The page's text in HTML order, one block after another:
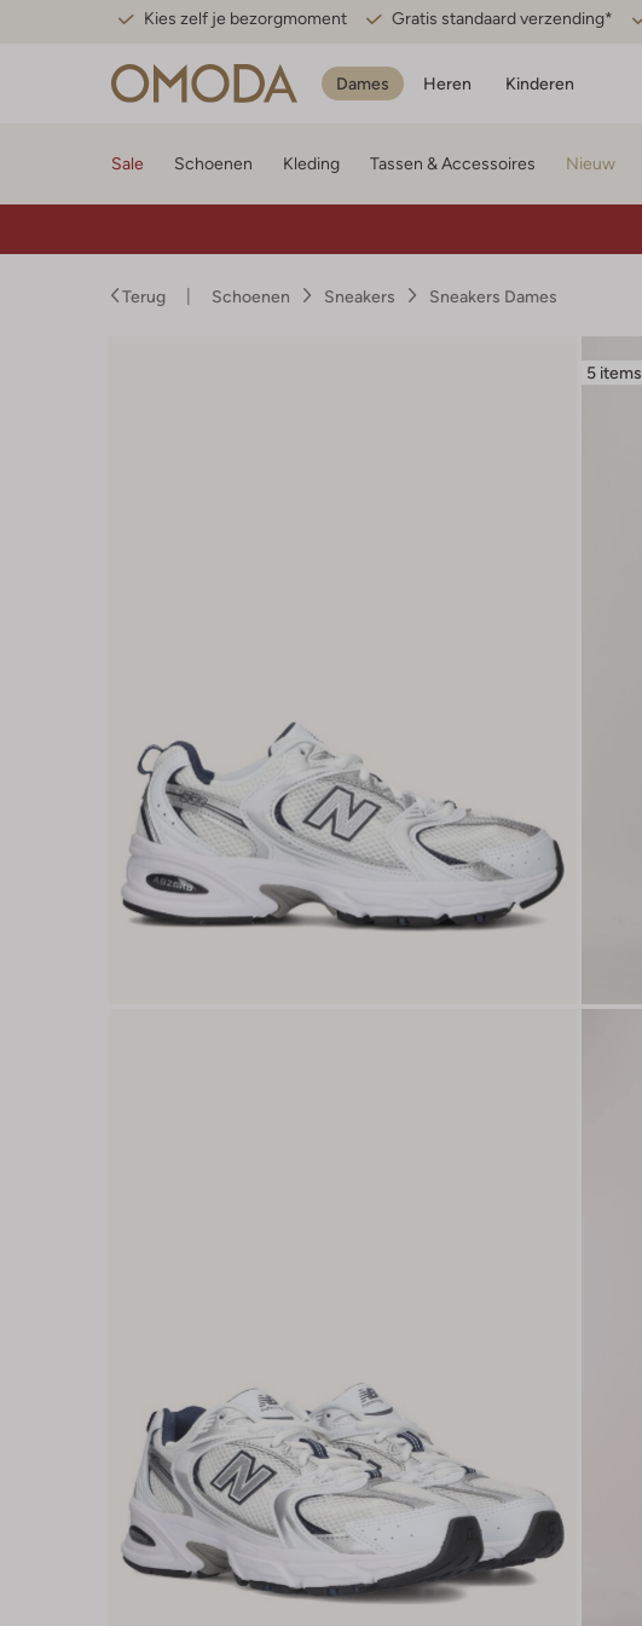
Kies zelf je bezorgmoment Gratis standaard verzending*
Dames Heren Kinderen
Sale Schoenen Kleding Tassen & Accessoires Nieuw
Terug Schoenen Sneakers Sneakers Dames
5 items